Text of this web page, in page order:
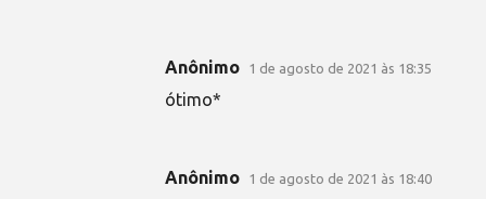
Anônimo 1 de agosto de 2021 às 18:35
ótimo*
Anônimo 1 de agosto de 2021 às 18:40